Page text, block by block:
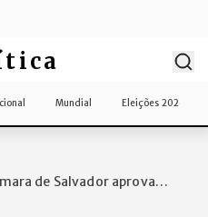
Mundial Eleições 2026
de Salvador aprova